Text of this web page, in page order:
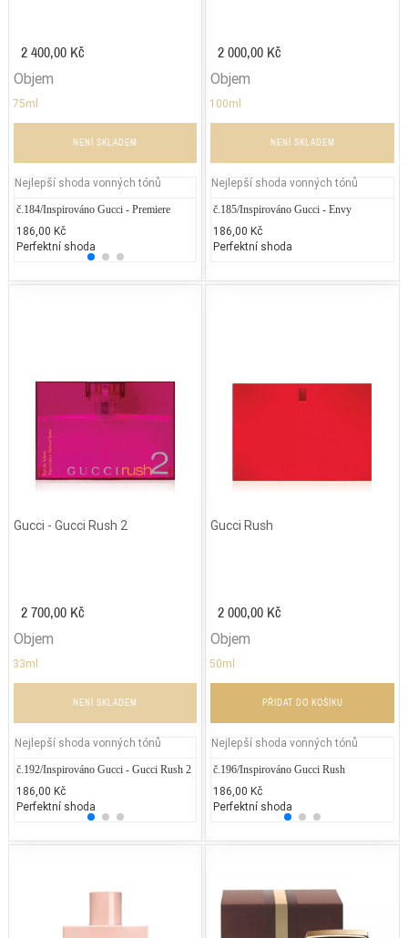
2 400,00 Kč
Objem
75ml
NENÍ SKLADEM
Nejlepší shoda vonných tónů
č.184/Inspirováno Gucci - Premiere
186,00 Kč
Perfektní shoda
Givenchy - Dahlia Divin
2.376,50 Kč
50% běžných vonných tónů
2 000,00 Kč
Objem
100ml
NENÍ SKLADEM
Nejlepší shoda vonných tónů
č.185/Inspirováno Gucci - Envy
186,00 Kč
Perfektní shoda
Gucci - Gucci Rush 2
2 700,00 Kč
Objem
33ml
NENÍ SKLADEM
Nejlepší shoda vonných tónů
č.192/Inspirováno Gucci - Gucci Rush 2
186,00 Kč
Perfektní shoda
Cerruti - 1881
2.000,00 Kč
50% běžných vonných tónů
Gucci Rush
2 000,00 Kč
Objem
50ml
PŘIDAT DO KOŠÍKU
Nejlepší shoda vonných tónů
č.196/Inspirováno Gucci Rush
186,00 Kč
Perfektní shoda